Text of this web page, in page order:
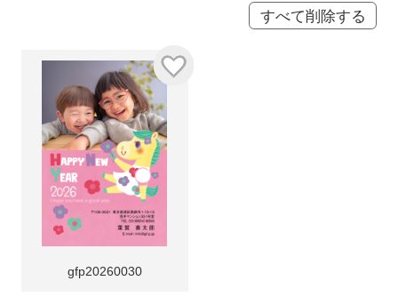
すべて削除する
gfp20260030